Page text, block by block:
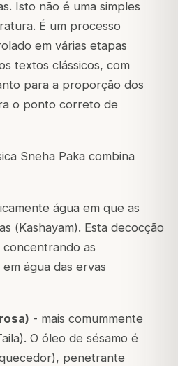
Isto não é uma simples
É um processo
em várias etapas
textos clássicos, com
para a proporção dos
o ponto correto de
Sneha Paka combina
água em que as
(Kashayam). Esta decocção
as
água das ervas
- mais comummente
). O óleo de sésamo é
penetrante